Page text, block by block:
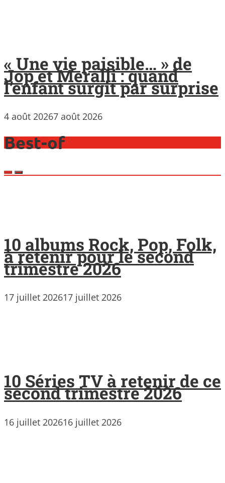
« Une vie paisible… » de
Jop et Meralli : quand
l’enfant surgit par surprise
4 août 20267 août 2026
Best-of
10 albums Rock, Pop, Folk,
à retenir pour le second
trimestre 2026
17 juillet 202617 juillet 2026
10 Séries TV à retenir de ce
second trimestre 2026
16 juillet 202616 juillet 2026